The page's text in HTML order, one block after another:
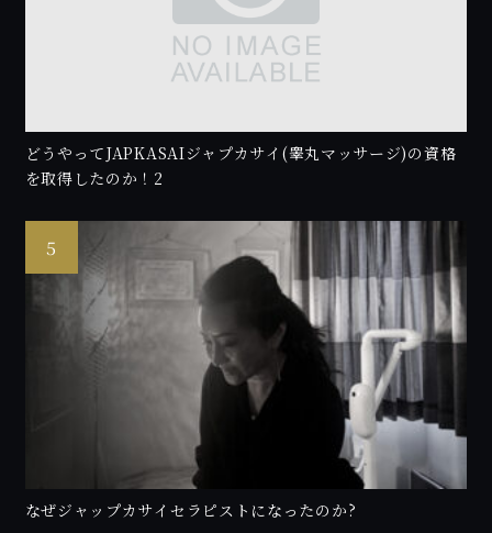
どうやってJAPKASAIジャプカサイ(睾丸マッサージ)の資格
を取得したのか！2
なぜジャップカサイセラピストになったのか?